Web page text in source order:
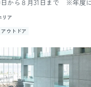
日から８月31日まで ※年度
リア
ウトドア